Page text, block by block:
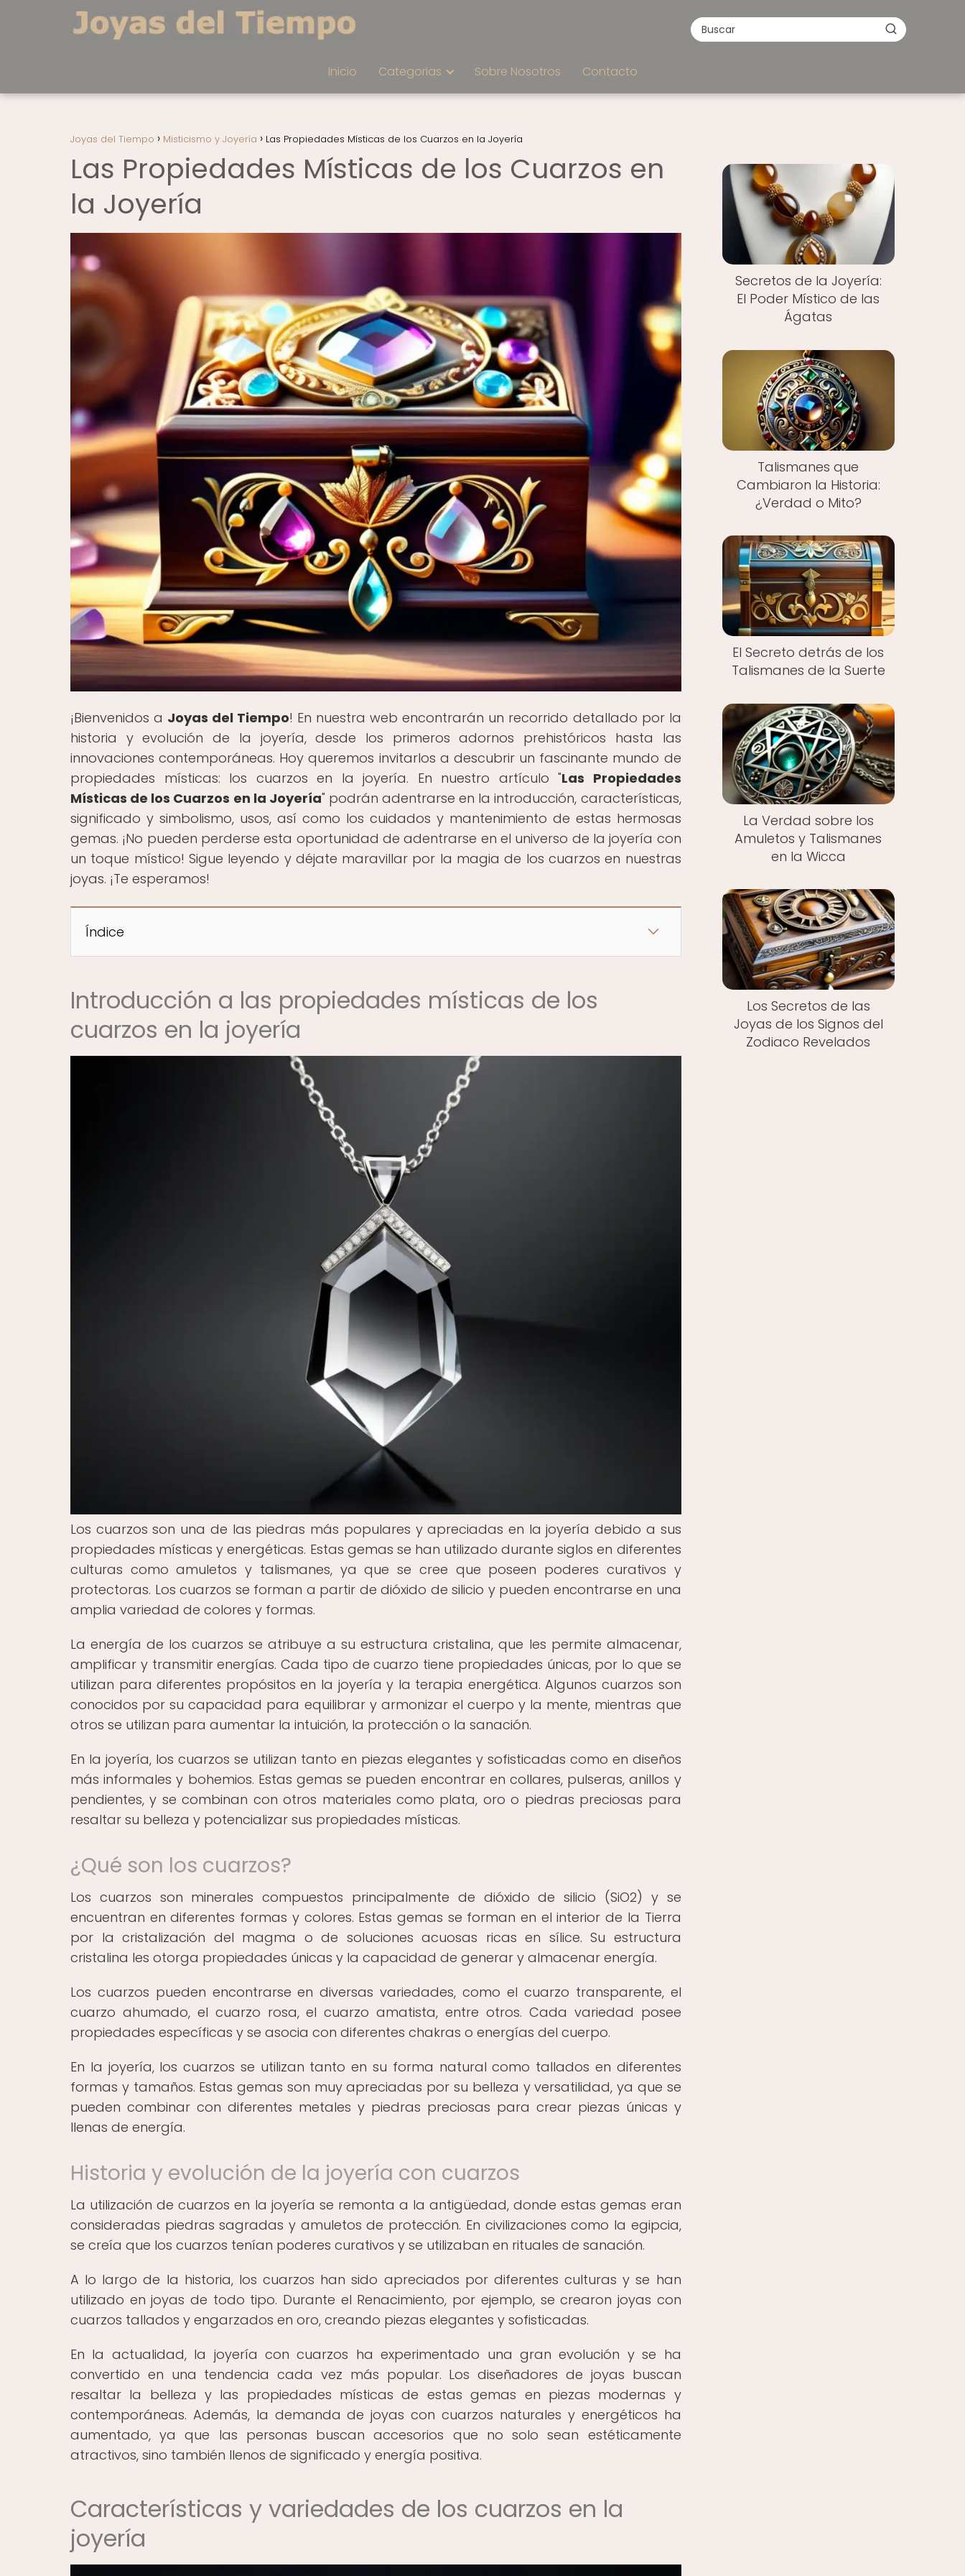
Inicio Categorias Sobre Nosotros Contacto
Joyas del Tiempo Misticismo y Joyería Las Propiedades Místicas de los Cuarzos en la Joyería
Las Propiedades Místicas de los Cuarzos en
la Joyería
¡Bienvenidos a Joyas del Tiempo! En nuestra web encontrarán un recorrido detallado por la
historia y evolución de la joyería, desde los primeros adornos prehistóricos hasta las
innovaciones contemporáneas. Hoy queremos invitarlos a descubrir un fascinante mundo de
propiedades místicas: los cuarzos en la joyería. En nuestro artículo "Las Propiedades
Místicas de los Cuarzos en la Joyería" podrán adentrarse en la introducción, características,
significado y simbolismo, usos, así como los cuidados y mantenimiento de estas hermosas
gemas. ¡No pueden perderse esta oportunidad de adentrarse en el universo de la joyería con
un toque místico! Sigue leyendo y déjate maravillar por la magia de los cuarzos en nuestras
joyas. ¡Te esperamos!
Índice
Introducción a las propiedades místicas de los
cuarzos en la joyería
Los cuarzos son una de las piedras más populares y apreciadas en la joyería debido a sus
propiedades místicas y energéticas. Estas gemas se han utilizado durante siglos en diferentes
culturas como amuletos y talismanes, ya que se cree que poseen poderes curativos y
protectoras. Los cuarzos se forman a partir de dióxido de silicio y pueden encontrarse en una
amplia variedad de colores y formas.
La energía de los cuarzos se atribuye a su estructura cristalina, que les permite almacenar,
amplificar y transmitir energías. Cada tipo de cuarzo tiene propiedades únicas, por lo que se
utilizan para diferentes propósitos en la joyería y la terapia energética. Algunos cuarzos son
conocidos por su capacidad para equilibrar y armonizar el cuerpo y la mente, mientras que
otros se utilizan para aumentar la intuición, la protección o la sanación.
En la joyería, los cuarzos se utilizan tanto en piezas elegantes y sofisticadas como en diseños
más informales y bohemios. Estas gemas se pueden encontrar en collares, pulseras, anillos y
pendientes, y se combinan con otros materiales como plata, oro o piedras preciosas para
resaltar su belleza y potencializar sus propiedades místicas.
¿Qué son los cuarzos?
Los cuarzos son minerales compuestos principalmente de dióxido de silicio (SiO2) y se
encuentran en diferentes formas y colores. Estas gemas se forman en el interior de la Tierra
por la cristalización del magma o de soluciones acuosas ricas en sílice. Su estructura
cristalina les otorga propiedades únicas y la capacidad de generar y almacenar energía.
Los cuarzos pueden encontrarse en diversas variedades, como el cuarzo transparente, el
cuarzo ahumado, el cuarzo rosa, el cuarzo amatista, entre otros. Cada variedad posee
propiedades específicas y se asocia con diferentes chakras o energías del cuerpo.
En la joyería, los cuarzos se utilizan tanto en su forma natural como tallados en diferentes
formas y tamaños. Estas gemas son muy apreciadas por su belleza y versatilidad, ya que se
pueden combinar con diferentes metales y piedras preciosas para crear piezas únicas y
llenas de energía.
Historia y evolución de la joyería con cuarzos
La utilización de cuarzos en la joyería se remonta a la antigüedad, donde estas gemas eran
consideradas piedras sagradas y amuletos de protección. En civilizaciones como la egipcia,
se creía que los cuarzos tenían poderes curativos y se utilizaban en rituales de sanación.
A lo largo de la historia, los cuarzos han sido apreciados por diferentes culturas y se han
utilizado en joyas de todo tipo. Durante el Renacimiento, por ejemplo, se crearon joyas con
cuarzos tallados y engarzados en oro, creando piezas elegantes y sofisticadas.
En la actualidad, la joyería con cuarzos ha experimentado una gran evolución y se ha
convertido en una tendencia cada vez más popular. Los diseñadores de joyas buscan
resaltar la belleza y las propiedades místicas de estas gemas en piezas modernas y
contemporáneas. Además, la demanda de joyas con cuarzos naturales y energéticos ha
aumentado, ya que las personas buscan accesorios que no solo sean estéticamente
atractivos, sino también llenos de significado y energía positiva.
Características y variedades de los cuarzos en la
joyería
Secretos de la Joyería:
El Poder Místico de las
Ágatas
Talismanes que
Cambiaron la Historia:
¿Verdad o Mito?
El Secreto detrás de los
Talismanes de la Suerte
La Verdad sobre los
Amuletos y Talismanes
en la Wicca
Los Secretos de las
Joyas de los Signos del
Zodiaco Revelados